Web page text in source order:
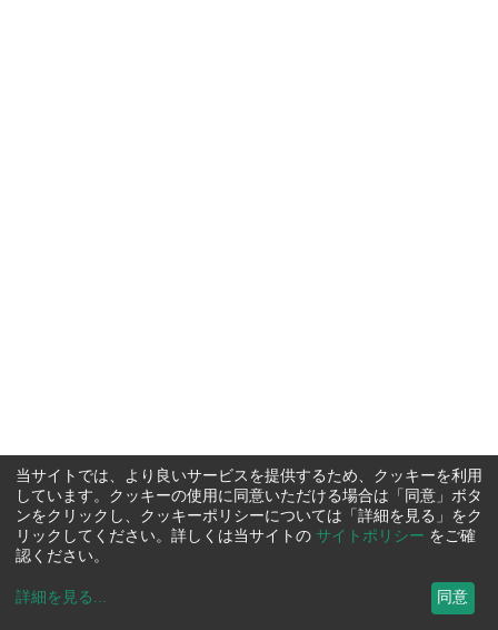
当サイトでは、より良いサービスを提供するため、クッキーを利用
しています。クッキーの使用に同意いただける場合は「同意」ボタ
ンをクリックし、クッキーポリシーについては「詳細を見る」をク
リックしてください。詳しくは当サイトの サイトポリシー をご確
認ください。
詳細を見る ... 同意